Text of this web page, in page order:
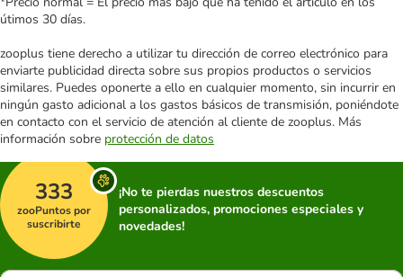
útimos 30 días.
zooplus tiene derecho a utilizar tu dirección de correo electrónico para
enviarte publicidad directa sobre sus propios productos o servicios
similares. Puedes oponerte a ello en cualquier momento, sin incurrir en
ningún gasto adicional a los gastos básicos de transmisión, poniéndote
en contacto con el servicio de atención al cliente de zooplus. Más
información sobre protección de datos
333
zooPuntos por
suscribirte
¡No te pierdas nuestros descuentos
personalizados, promociones especiales y
novedades!